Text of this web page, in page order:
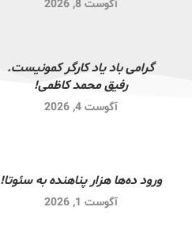
آگوست 8, 2026
گرامی باد یاد کارگر کمونیست.
رفیق محمد کاظمی!
آگوست 4, 2026
ورود ده‌ها هزار پناهنده به سئوتا!
آگوست 1, 2026